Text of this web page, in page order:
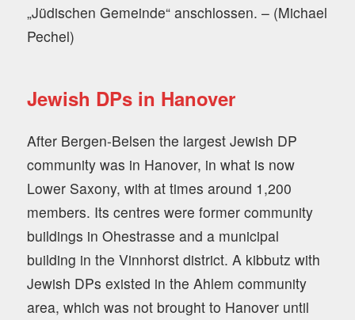
„Jüdischen Gemeinde“ anschlossen. – (Michael
Pechel)
Jewish DPs in Hanover
After Bergen-Belsen the largest Jewish DP
community was in Hanover, in what is now
Lower Saxony, with at times around 1,200
members. Its centres were former community
buildings in Ohestrasse and a municipal
building in the Vinnhorst district. A kibbutz with
Jewish DPs existed in the Ahlem community
area, which was not brought to Hanover until